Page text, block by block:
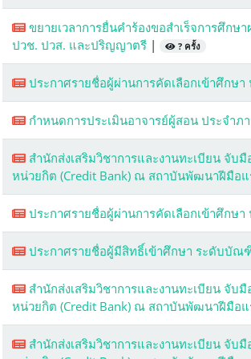
ขยายเวลาการยื่นคำร้องขอสำเร็จการศึก
ปวช. ปวส. และปริญญาตรี | ? ครั้ง
ประกาศรายชื่อผู้ผ่านการคัดเลือกเข้าศึกษ
กำหนดการประเมินอาจารย์ผู้สอน ประจำ
สำนักส่งเสริมวิชาการและงานทะเบียน จั
หน่วยกิต (Credit Bank) ณ สถาบันพัฒนาฝีมือ
ประกาศรายชื่อผู้ผ่านการคัดเลือกเข้าศึกษ
ประกาศรายชื่อผู้มีสิทธิ์เข้าศึกษา ระดับบัณ
สำนักส่งเสริมวิชาการและงานทะเบียน จั
หน่วยกิต (Credit Bank) ณ สถาบันพัฒนาฝีมือ
สำนักส่งเสริมวิชาการและงานทะเบียน จั